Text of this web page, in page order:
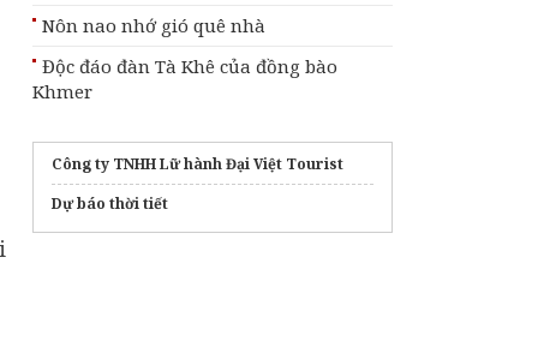
công trình phòng thủ
thời Nguyễn dưới
chân đèo Hải Vân
Nôn nao nhớ gió quê nhà
Độc đáo đàn Tà Khê của đồng bào
Khmer
Công ty TNHH Lữ hành Đại Việt Tourist
Dự báo thời tiết